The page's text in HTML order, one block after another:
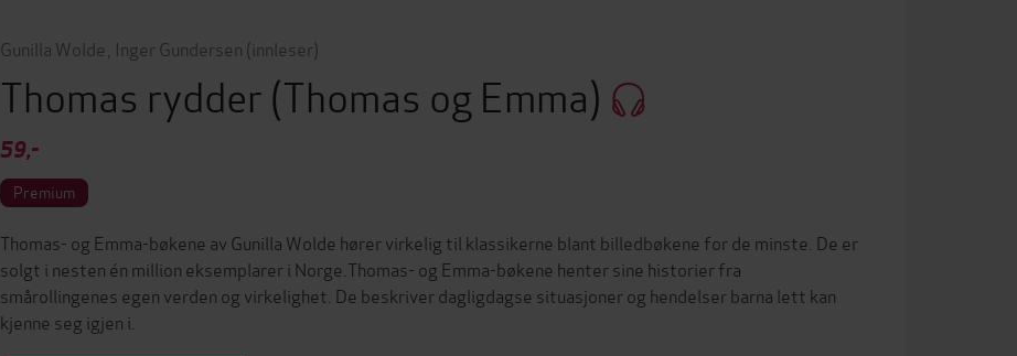
Gunilla Wolde Inger Gundersen (innleser)
Thomas rydder(Thomas og Emma)
59,-
Premium
Thomas- og Emma-bøkene av Gunilla Wolde hører virkelig til klassikerne blant billedbøkene for de minste. De er
solgt i nesten én million eksemplarer i Norge.Thomas- og Emma-bøkene henter sine historier fra
smårollingenes egen verden og virkelighet. De beskriver dagligdagse situasjoner og hendelser barna lett kan
kjenne seg igjen i.